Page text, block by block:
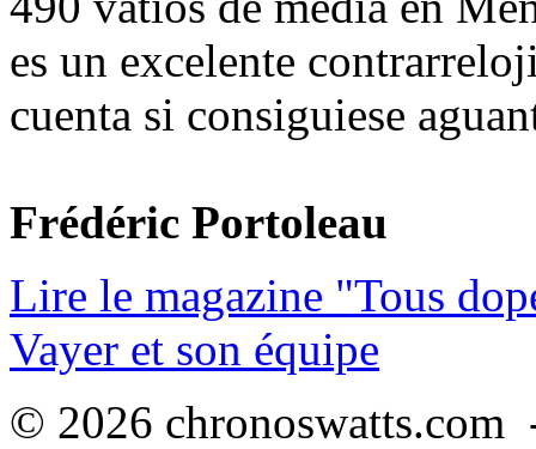
es un excelente
cuenta si consiguiese
Frédéric Portoleau
Lire le magazine "Tous
Vayer et son équipe
© 2026